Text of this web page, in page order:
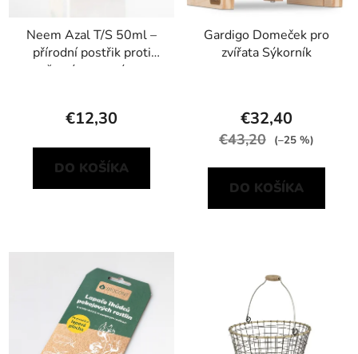
Neem Azal T/S 50ml –
přírodní postřik proti
žravým a savým
€12,30
DO KOŠÍKA
Gardigo Domeček pro
zvířata Sýkorník
€32,40
€43,20 (–25 %)
DO KOŠÍKA